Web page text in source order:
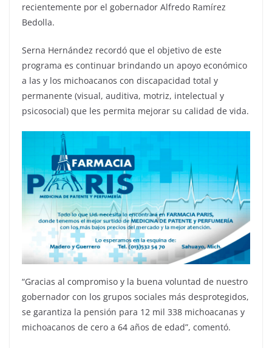
recientemente por el gobernador Alfredo Ramírez
Bedolla.
Serna Hernández recordó que el objetivo de este
programa es continuar brindando un apoyo económico
a las y los michoacanos con discapacidad total y
permanente (visual, auditiva, motriz, intelectual y
psicosocial) que les permita mejorar su calidad de vida.
“Gracias al compromiso y la buena voluntad de nuestro
gobernador con los grupos sociales más desprotegidos,
se garantiza la pensión para 12 mil 338 michoacanas y
michoacanos de cero a 64 años de edad”, comentó.